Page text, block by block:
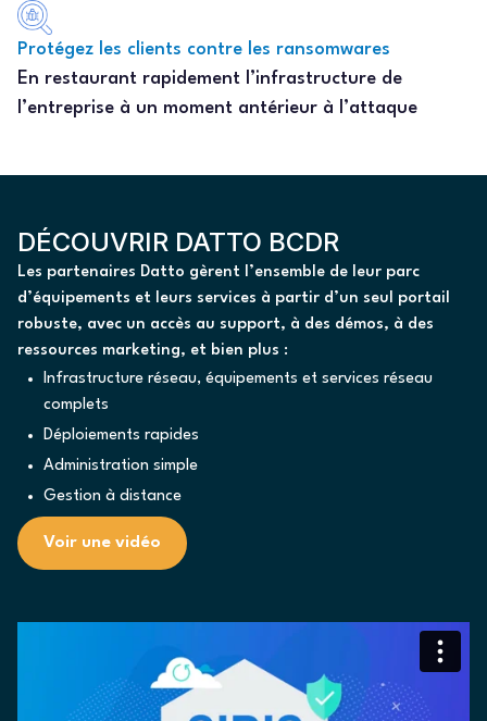
Protégez les clients contre les ransomwares
En restaurant rapidement l’infrastructure de
l’entreprise à un moment antérieur à l’attaque
DÉCOUVRIR DATTO BCDR
Les partenaires Datto gèrent l’ensemble de leur parc
d’équipements et leurs services à partir d’un seul portail
robuste, avec un accès au support, à des démos, à des
ressources marketing, et bien plus :
Infrastructure réseau, équipements et services réseau
complets
Déploiements rapides
Administration simple
Gestion à distance
Voir une vidéo